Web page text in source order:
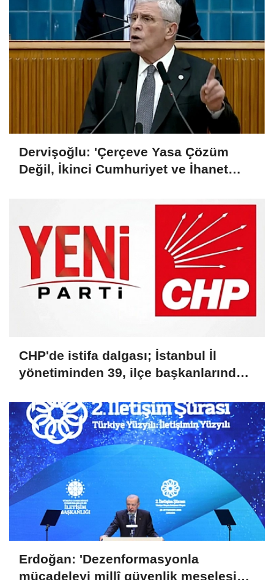
Dervişoğlu: 'Çerçeve Yasa Çözüm
Değil, İkinci Cumhuriyet ve İhanet
CHP'de istifa dalgası; İstanbul İl
yönetiminden 39, ilçe başkanlarından
Erdoğan: 'Dezenformasyonla
mücadeleyi millî güvenlik meselesi